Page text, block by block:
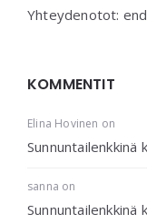
Yhteydenotot:
KOMMENTIT
Elina Hovinen on
Sunnuntailenkkinä
sanna on
Sunnuntailenkkinä